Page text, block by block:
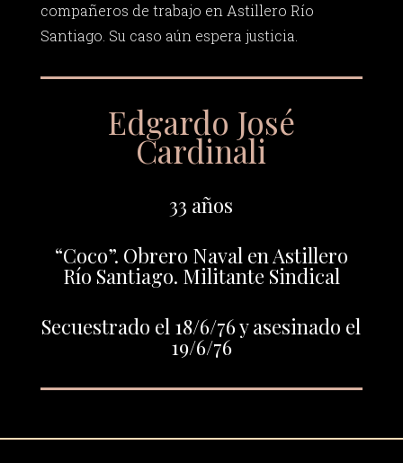
compañeros de trabajo en Astillero Río
Santiago. Su caso aún espera justicia.
Edgardo José
Cardinali
33 años
“Coco”. Obrero Naval en Astillero
Río Santiago. Militante Sindical
Secuestrado el 18/6/76 y asesinado el
19/6/76